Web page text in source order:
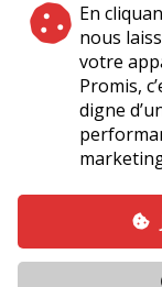
En
nous
votre
Promis,
digne
Plan du site